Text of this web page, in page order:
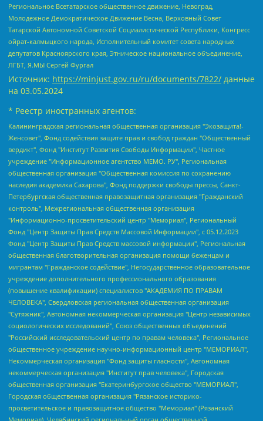
Региональное Всетатарское общественное движение, Невоград,
Молодежное Демократическое Движение Весна, Верховный Совет
Татарской Автономной Советской Социалистической Республики, Конгресс
ойрат-калмыцкого народа, Исполнительный комитет совета народных
депутатов Красноярского края, Этническое национальное объединение,
ЛГБТ, Я.МЫ Сергей Фургал
Источник: https://minjust.gov.ru/ru/documents/7822/ данные
на 03.05.2024
* Реестр иностранных агентов:
Калининградская региональная общественная организация "Экозащита!-Женсовет", Фонд содействия защите прав и свобод граждан "Общественный вердикт", Фонд "Институт Развития Свободы Информации", Частное учреждение "Информационное агентство МЕМО. РУ", Региональная общественная организация "Общественная комиссия по сохранению наследия академика Сахарова", Фонд поддержки свободы прессы, Санкт-Петербургская общественная правозащитная организация "Гражданский контроль", Межрегиональная общественная организация "Информационно-просветительский центр "Мемориал", Региональный Фонд "Центр Защиты Прав Средств Массовой Информации", с 05.12.2023 Фонд "Центр Защиты Прав Средств массовой информации", Региональная общественная благотворительная организация помощи беженцам и мигрантам "Гражданское содействие", Негосударственное образовательное учреждение дополнительного профессионального образования (повышение квалификации) специалистов "АКАДЕМИЯ ПО ПРАВАМ ЧЕЛОВЕКА", Свердловская региональная общественная организация "Сутяжник", Автономная некоммерческая организация "Центр независимых социологических исследований", Союз общественных объединений "Российский исследовательский центр по правам человека", Региональное общественное учреждение научно-информационный центр "МЕМОРИАЛ", Некоммерческая организация "Фонд защиты гласности", Автономная некоммерческая организация "Институт прав человека", Городская общественная организация "Екатеринбургское общество "МЕМОРИАЛ", Городская общественная организация "Рязанское историко-просветительское и правозащитное общество "Мемориал" (Рязанский Мемориал), Челябинский региональный орган общественной самодеятельности – женское общественное объединение "Женщины Евразии", Челябинский региональный орган общественной самодеятельности "Уральская правозащитная группа", Фонд содействия защите здоровья и социальной справедливости имени Андрея Рылькова, Автономная Некоммерческая Организация "Аналитический Центр Юрия Левады", Автономная некоммерческая организация социальной поддержки населения "Проект Апрель", Региональная общественная организация помощи женщинам и детям, находящимся в кризисной ситуации "Информационно-методический центр "Анна", Фонд содействия развитию массовых коммуникаций и правовому просвещению "Так-так-Так", Фонд содействия устойчивому развитию "Серебряная тайга", Свердловский региональный общественный фонд социальных проектов "Новое время", "Idel.Реалии", Кавказ.Реалии, Крым.Реалии, Телеканал Настоящее Время, Татаро-башкирская служба Радио Свобода (Azatliq Radiosi), Радио Свободная Европа/Радио Свобода (PCE/PC), "Сибирь.Реалии", "Фактограф", Благотворительный фонд помощи осужденным и их семьям, Автономная некоммерческая организация "Институт глобализации и социальных движений", Фонд "В защиту прав заключенных", Частное учреждение "Центр поддержки и содействия развитию средств массовой информации", Пензенский региональный общественный благотворительный фонд "Гражданский союз", "Север.Реалии", Некоммерческая организация Фонд "Правовая инициатива", Общество с ограниченной ответственностью "Радио Свободная Европа/Радио Свобода", Чешское информационное агентство "MEDIUM-ORIENT", Красноярская региональная общественная организация "Мы против СПИДа", Камалягин Денис Николаевич, Маркелов Сергей Евгеньевич, Пономарев Лев Александрович, Савицкая Людмила Алексеевна, Автономная некоммерческая организация "Центр по работе с проблемой насилия "НАСИЛИЮ.НЕТ", Межрегиональный профессиональный союз работников здравоохранения "Альянс врачей", Юридическое лицо, зарегистрированное в Латвийской Республике, SIA "Medusa Project" (регистрационный номер 40103797863, дата регистрации 10.06.2014), Некоммерческая организация "Фонд по борьбе с коррупцией", Автономная некоммерческая организация "Институт права и публичной политики", Баданин Роман Сергеевич, Гликин Максим Александрович, Железнова Мария Михайловна, Лукьянова Юлия Сергеевна, Маетная Елизавета Витальевна, Маняхин Петр Борисович, Чуракова Ольга Владимировна, Ярош Юлия Петровна, Юридическое лицо "The Insider SIA", зарегистрированное в Риге, Латвийская Республика (дата регистрации 26.06.2015), являющееся администратором доменного имени интернет-издания "The Insider SIA", https://theins.ru, Постернак Алексей Евгеньевич, Рубин Михаил Аркадьевич, Анин Роман Александрович, Юридическое лицо Istories fonds, зарегистрированное в Латвийской Республике (регистрационный номер 50008295751, дата регистрации 24.02.2020), Великовский Дмитрий Александрович, Долинина Ирина Николаевна, Мароховская Алеся Алексеевна, Шлейнов Роман Юрьевич, Шмагун Олеся Валентиновна, Общество с ограниченной ответственностью "Альтаир 2021", Общество с ограниченной ответственностью "Вега 2021", Общество с ограниченной ответственностью "Главный редактор 2021", Общество с ограниченной ответственностью "Ромашки монолит", Важенков Артем Валерьевич, Ивановская областная общественная организация "Центр гендерных исследований", Гурман Юрий Альбертович, Медиапроект "ОВД-Инфо", Егоров Владимир Владимирович, Жилинский Владимир Александрович, Общество с ограниченной ответственностью "ЗП", Иванова София Юрьевна, Карезина Инна Павловна, Кильтау Екатерина Викторовна, Петров Алексей Викторович, Пискунов Сергей Евгеньевич, Смирнов Сергей Сергеевич, Тихонов Михаил Сергеевич, Общество с ограниченной ответственностью "ЖУРНАЛИСТ-ИНОСТРАННЫЙ АГЕНТ", Арапова Галина Юрьевна, Вольтская Татьяна Анатольевна, Американская компания "Mason G.E.S. Anonymous Foundation" (США), являющаяся владельцем интернет-издания https://mnews.world/, Компания "Stichting Bellingcat", зарегистрированная в Нидерландах (дата регистрации 11.07.2018), Захаров Андрей Вячеславович, Клепиковская Екатерина Дмитриевна, Общество с ограниченной ответственностью "МЕМО", Перл Роман Александрович, Симонов Евгений Алексеевич, Соловьева Елена Анатольевна, Сотников Даниил Владимирович, Сурначева Елизавета Дмитриевна, Автономная некоммерческая организация по защите прав человека и информированию населения "Якутия – Наше Мнение", Общество с ограниченной ответственностью "Москоу диджитал медиа", с 26.01.2023 Общество с ограниченной ответственностью "Чайка Белые сады", Ветошкина Валерия Валерьевна, Заговора Максим Александрович, Межрегиональное общественное движение "Российская ЛГБТ - сеть", Оленичев Максим Владимирович, Павлов Иван Юрьевич, Скворцова Елена Сергеевна, Общество с ограниченной ответственностью "Как бы инагент", Кочетков Игорь Викторович, Общество с ограниченной ответственностью "Честные выборы", Еланчик Олег Александрович, Общество с ограниченной ответственностью "Нобелевский призыв", Гималова Регина Эмилевна, Григорьев Андрей Валерьевич, Григорьева Алина Александровна, Ассоциация по содействию защите прав призывников, альтернативнослужащих и военнослужащих "Правозащитная группа "Гражданин.Армия.Право", Хисамова Регина Фаритовна, Автономная некоммерческая организация по реализации социально-правовых программ "Лилит", Дальневосточное общественное движение "Маяк", Санкт-Петербургская ЛГБТ-инициативная группа "Выход", Инициативная группа ЛГБТ+ "Реверс", Алексеев Андрей Викторович, Бекбулатова Таисия Львовна, Беляев Иван Михайлович, Владыкина Елена Сергеевна, Гельман Марат Александрович, Никульшина Вероника Юрьевна, Толоконникова Надежда Андреевна, Шендерович Виктор Анатольевич, Общество с ограниченной ответственностью "Данное сообщение", Общество с ограниченной ответственностью Издательский дом "Новая глава", Айнбиндер Александра Александровна, Московский комьюнити-центр для ЛГБТ+инициатив, Благотворительный фонд развития филантропии, Deutsche Welle (Германия, Kurt-Schumacher-Strasse 3, 53113 Bonn), Борзунова Мария Михайловна, Воробьев Виктор Викторович, Голубева Анна Львовна, Константинова Алла Михайловна, Малкова Ирина Владимировна, Мурадов Мурад Абдулгалимович, Осетинская Елизавета Николаевна, Понасенков Евгений Николаевич, Ганапольский Матвей Юрьевич, Киселев Евгений Алексеевич, Борухович Ирина Григорьевна, Дремин Иван Тимофеевич, Дубровский Дмитрий Викторович, Красноярская региональная общественная организация поддержки и развития альтернативных образовательных технологий и межкультурных коммуникаций "ИНТЕРРА", Маяковская Екатерина Алексеевна, Фейгин Марк Захарович, Филимонов Андрей Викторович, Дзугкоева Регина Николаевна, Доброхотов Роман Александрович, Дудь Юрий Александрович, Елкин Сергей Владимирович, Кругликов Кирилл Игоревич, Сабунаева Мария Леонидовна, Семенов Алексей Владимирович, Шаинян Карен Багратович, Шульман Екатерина Михайловна, Асафьев Артур Валерьевич, Вахштайн Виктор Семенович, Венедиктов Алексей Алексеевич, Лушникова Екатерина Евгеньевна, Волков Леонид Михайлович, Невзоров Александр Глебович, Пархоменко Сергей Борисович, Сироткин Ярослав Николаевич, Кара-Мурза Владимир Владимирович, Баранова Наталья Владимировна, Гозман Леонид Яковлевич, Кагарлицкий Борис Юльевич, Климарев Михаил Валерьевич, Милов Владимир Станиславович, Автономная некоммерческая организация Краснодарский центр современного искусства "Типография", Моргенштерн Алишер Тагирович, Соболь Любовь Эдуардовна, Общество с ограниченной ответственностью "ЛИЗА НОРМ", Каспаров Гарри Кимович, Ходорковский Михаил Борисович, Общество с ограниченной ответственностью "Апрельские тезисы", Данилович Ирина Брониславовна, Кашин Олег Владимирович, Петров Николай Владимирович, Пивоваров Алексей Владимирович, Соколов Михаил Владимирович, Цветкова Юлия Владимировна, Чичваркин Евгений Александрович, Комитет против пыток/Команда против пыток, Общество с ограниченной ответственностью "Первый научный", Общество с ограниченной ответственностью "Вертолет и ко", Белоцерковская Вероника Борисовна, Кац Максим Евгеньевич, Лазарева Татьяна Юрьевна, Шаведдинов Руслан Табризович, Яшин Илья Валерьевич, Общество с ограниченной ответственностью "Иноагент ААВ", Алешковский Дмитрий Петрович, Альбац Евгения Марковна, Быков Дмитрий Львович, Галямина Юлия Евгеньевна, Лойко Сергей Леонидович, Мартынов Кирилл Константинович, Медведев Сергей Александрович, Крашенинников Федор Геннадиевич, Гордеева Катерина Вл